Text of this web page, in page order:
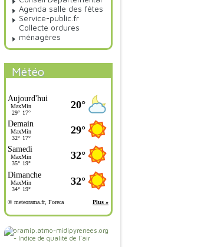
Agenda salle des fêtes
Service-public.fr
Collecte ordures
ménagères
Météo